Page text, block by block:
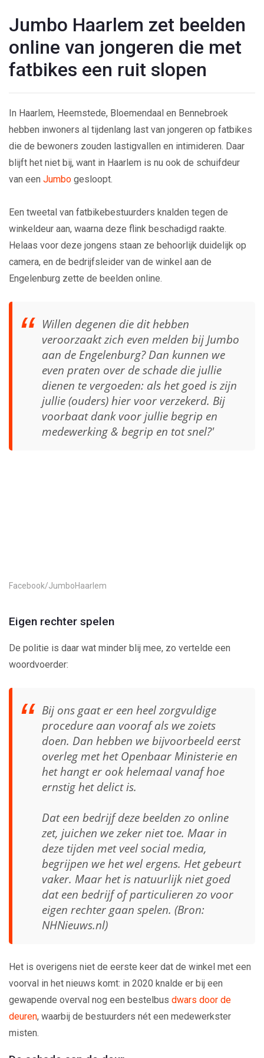
Jumbo Haarlem zet beelden
online van jongeren die met
fatbikes een ruit slopen
In Haarlem, Heemstede, Bloemendaal en Bennebroek
hebben inwoners al tijdenlang last van jongeren op fatbikes
die de bewoners zouden lastigvallen en intimideren. Daar
blijft het niet bij, want in Haarlem is nu ook de schuifdeur
van een Jumbo gesloopt.
Een tweetal van fatbikebestuurders knalden tegen de
winkeldeur aan, waarna deze flink beschadigd raakte.
Helaas voor deze jongens staan ze behoorlijk duidelijk op
camera, en de bedrijfsleider van de winkel aan de
Engelenburg zette de beelden online.
Willen degenen die dit hebben
veroorzaakt zich even melden bij Jumbo
aan de Engelenburg? Dan kunnen we
even praten over de schade die jullie
dienen te vergoeden: als het goed is zijn
jullie (ouders) hier voor verzekerd. Bij
voorbaat dank voor jullie begrip en
medewerking & begrip en tot snel?'
Facebook/JumboHaarlem
Eigen rechter spelen
De politie is daar wat minder blij mee, zo vertelde een
woordvoerder:
Bij ons gaat er een heel zorgvuldige
procedure aan vooraf als we zoiets
doen. Dan hebben we bijvoorbeeld eerst
overleg met het Openbaar Ministerie en
het hangt er ook helemaal vanaf hoe
ernstig het delict is.
Dat een bedrijf deze beelden zo online
zet, juichen we zeker niet toe. Maar in
deze tijden met veel social media,
begrijpen we het wel ergens. Het gebeurt
vaker. Maar het is natuurlijk niet goed
dat een bedrijf of particulieren zo voor
eigen rechter gaan spelen. (Bron:
NHNieuws.nl)
Het is overigens niet de eerste keer dat de winkel met een
voorval in het nieuws komt: in 2020 knalde er bij een
gewapende overval nog een bestelbus dwars door de
deuren, waarbij de bestuurders nét een medewerkster
misten.